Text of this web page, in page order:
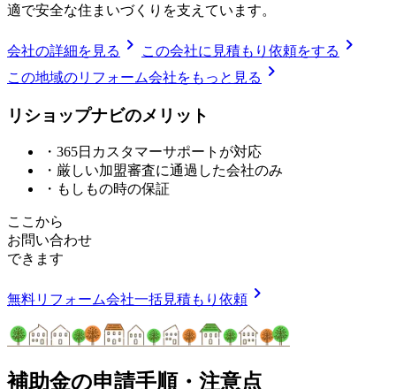
適で安全な住まいづくりを支えています。
会社の詳細を見る chevron_right この会社に見積もり依頼をする chevron_right
この地域のリフォーム会社をもっと見る chevron_right
リショップナビのメ リ ッ ト
・365日カスタマーサポートが対応
・厳しい加盟審査に通過した会社のみ
・もしもの時の保証
ここから
お問い合わせ
できます
無料リフォーム会社一括見積もり依頼 chevron_right
補助金の申請手順・注意点